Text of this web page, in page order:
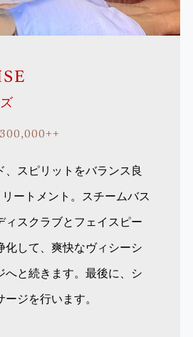
、スピリットをバランス良
ートメント。スチームバス
ィスクラブとフェイスピー
化して、爽快なヴィシーシ
へと続きます。最後に、シ
ジを行います。